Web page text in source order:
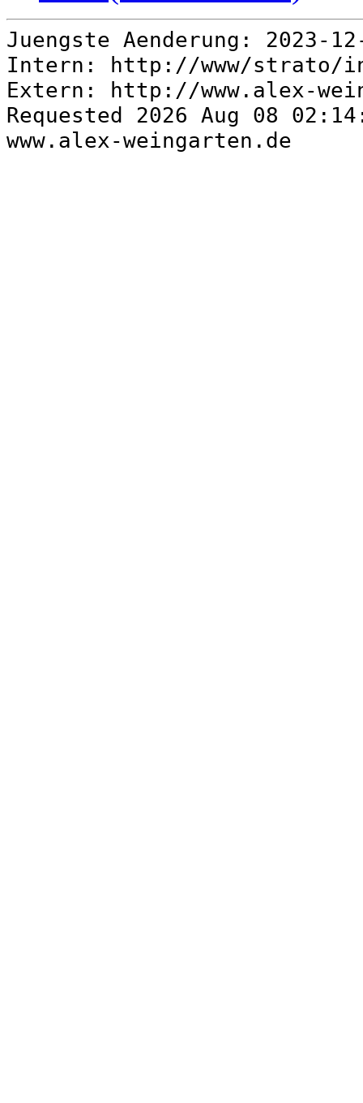
Juengste Aenderung: 2023-
Intern: http://www/strato/
Extern: http://www.alex-
Requested 2026 Aug 08
www.alex-weingarten.de